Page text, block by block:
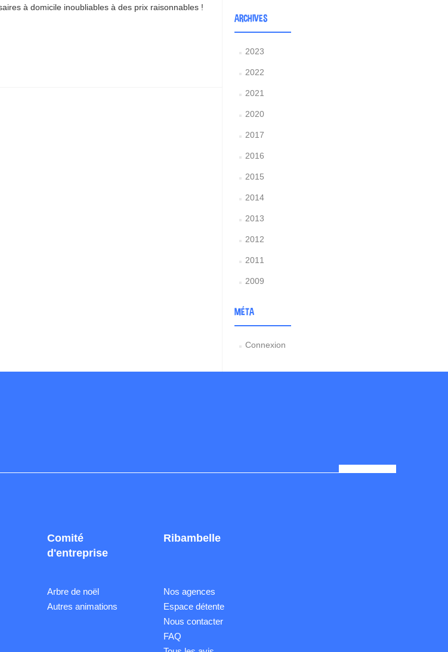
à domicile inoubliables à des prix raisonnables !
ARCHIVES
2023
2022
2021
2020
2017
2016
2015
2014
2013
2012
2011
2009
MÉTA
Connexion
Comité
d'entreprise
Arbre de noël
Autres animations
Ribambelle
Nos agences
Espace détente
Nous contacter
FAQ